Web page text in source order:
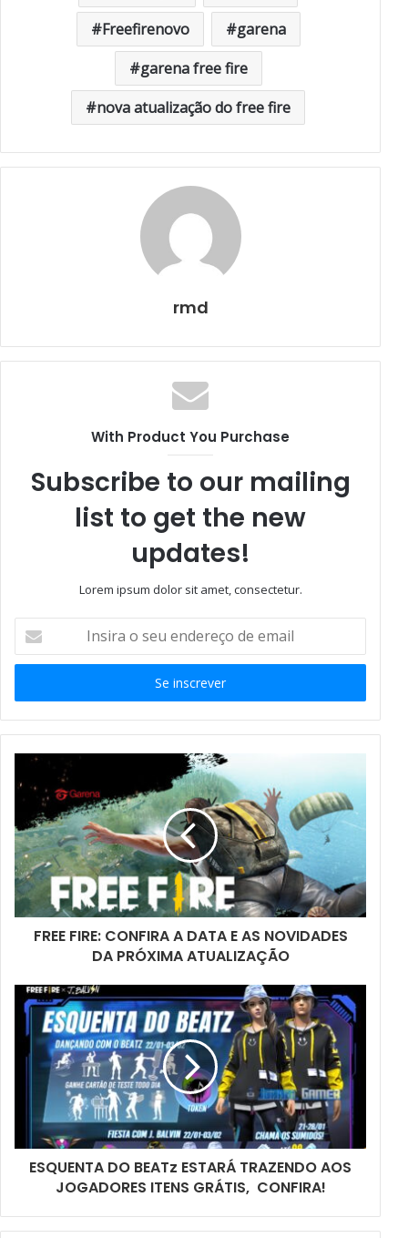
Freefirenovo
garena
garena free fire
nova atualização do free fire
rmd
With Product You Purchase
Subscribe to our mailing
list to get the new
updates!
Lorem ipsum dolor sit amet, consectetur.
seu
de
email
FREE FIRE: CONFIRA A DATA E AS NOVIDADES
DA PRÓXIMA ATUALIZAÇÃO
ESQUENTA DO BEATz ESTARÁ TRAZENDO AOS
JOGADORES ITENS GRÁTIS, CONFIRA!